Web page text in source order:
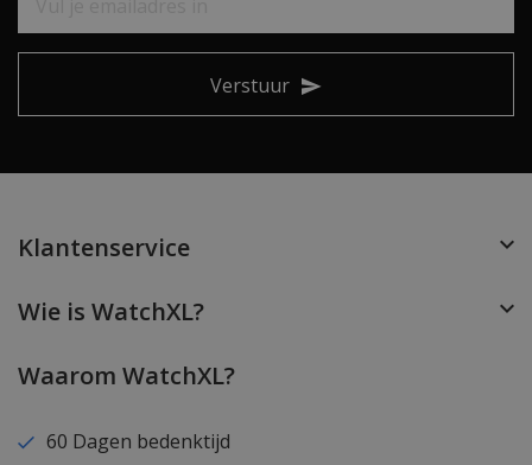
Verstuur
Klantenservice
Wie is WatchXL?
Waarom WatchXL?
60 Dagen bedenktijd